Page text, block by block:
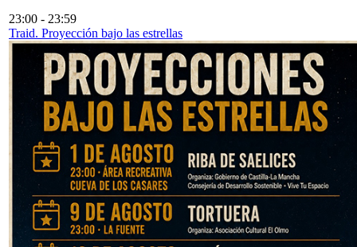
23:00 - 23:59
Traid. Proyección bajo las estrellas